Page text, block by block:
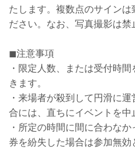
たします。複数点のサインは
ださい。なお、写真撮影は禁
◼︎注意事項
・限定人数、または受付時
きます。
・来場者が殺到して円滑に
合には、直ちにイベントを中
・所定の時間に間に合わな
券を紛失した場合は参加無効